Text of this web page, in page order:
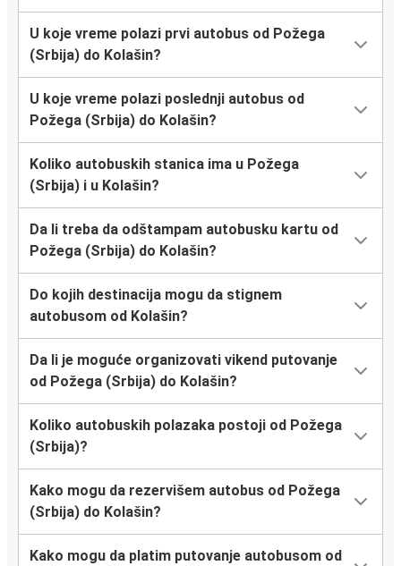
U koje vreme polazi prvi autobus od Požega
(Srbija) do Kolašin?
U koje vreme polazi poslednji autobus od
Požega (Srbija) do Kolašin?
Koliko autobuskih stanica ima u Požega
(Srbija) i u Kolašin?
Da li treba da odštampam autobusku kartu od
Požega (Srbija) do Kolašin?
Do kojih destinacija mogu da stignem
autobusom od Kolašin?
Da li je moguće organizovati vikend putovanje
od Požega (Srbija) do Kolašin?
Koliko autobuskih polazaka postoji od Požega
(Srbija)?
Kako mogu da rezervišem autobus od Požega
(Srbija) do Kolašin?
Kako mogu da platim putovanje autobusom od